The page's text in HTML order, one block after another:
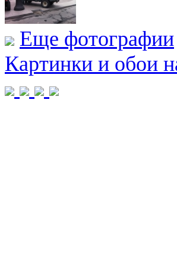
Еще фотографии
Картинки и обои